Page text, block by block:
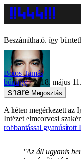
Beszámítható, így
Botos Tamás
bűnügy
2018. május
Megosztás
A héten megérkezett az
Intézet elmeorvosi
robbantással gyanúsított
"Az áll ugyanis